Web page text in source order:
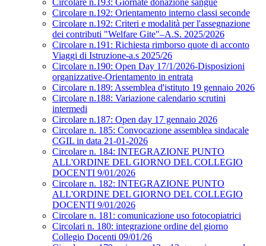
Circolare n.193: Giornate donazione sangue
Circolare n.192: Orientamento interno classi seconde
Circolare n.192: Criteri e modalità per l'assegnazione
dei contributi "Welfare Gite"–A.S. 2025/2026
Circolare n.191: Richiesta rimborso quote di acconto
Viaggi di Istruzione-a.s 2025/26
Circolare n.190: Open Day 17/1/2026-Disposizioni
organizzative-Orientamento in entrata
Circolare n.189: Assemblea d'istituto 19 gennaio 2026
Circolare n.188: Variazione calendario scrutini
intermedi
Circolare n.187: Open day 17 gennaio 2026
Circolare n. 185: Convocazione assemblea sindacale
CGIL in data 21-01-2026
Circolare n. 184: INTEGRAZIONE PUNTO
ALL'ORDINE DEL GIORNO DEL COLLEGIO
DOCENTI 9/01/2026
Circolare n. 182: INTEGRAZIONE PUNTO
ALL'ORDINE DEL GIORNO DEL COLLEGIO
DOCENTI 9/01/2026
Circolare n. 181: comunicazione uso fotocopiatrici
Circolari n. 180: integrazione ordine del giorno
Collegio Docenti 09/01/26